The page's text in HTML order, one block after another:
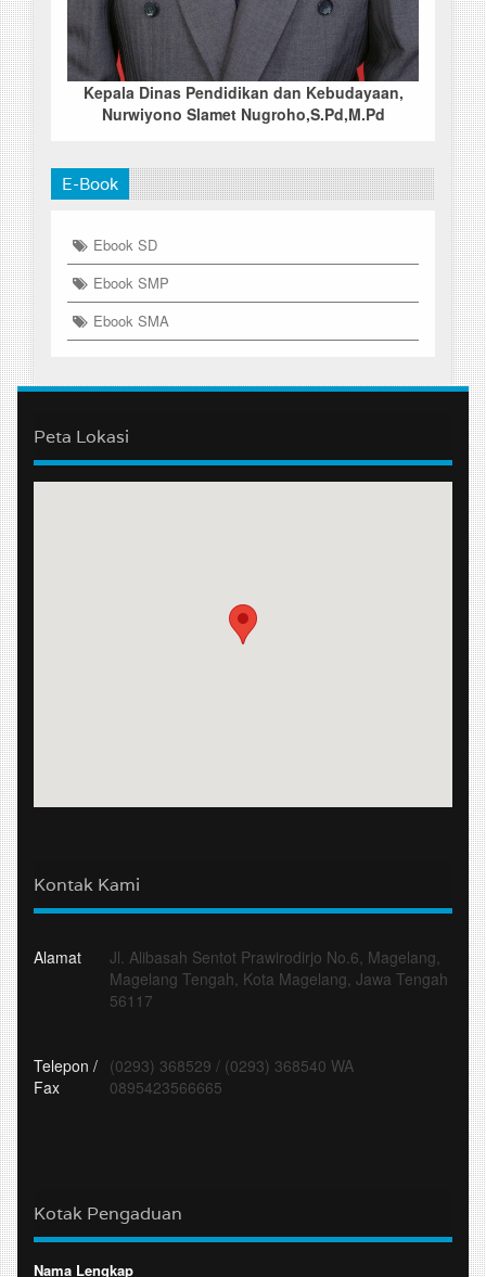
Kepala Dinas Pendidikan dan Kebudayaan,
Nurwiyono Slamet Nugroho,S.Pd,M.Pd
E-Book
Ebook SD
Ebook SMP
Ebook SMA
Peta Lokasi
Kontak Kami
Alamat
Jl. Alibasah Sentot Prawirodirjo No.6, Magelang,
Magelang Tengah, Kota Magelang, Jawa Tengah
56117
Telepon /
Fax
(0293) 368529 / (0293) 368540 WA
0895423566665
Kotak Pengaduan
Nama Lengkap